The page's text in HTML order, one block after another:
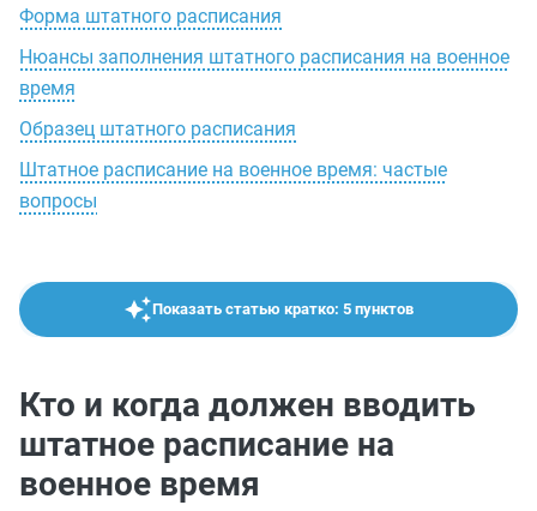
Форма штатного расписания
Нюансы заполнения штатного расписания на военное
время
Образец штатного расписания
Штатное расписание на военное время: частые
вопросы
Показать статью кратко: 5 пунктов
Кто и когда должен вводить
штатное расписание на
военное время